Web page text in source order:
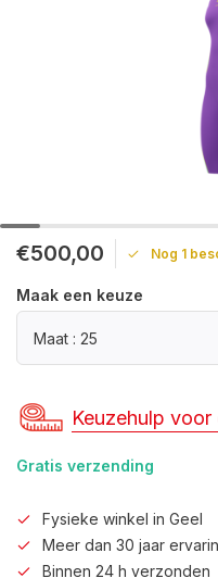
€500,00 Nog 1
Maak een keuze
Maat : 25
Keuzehulp
Gratis verzending
Fysieke winkel in Geel
Meer dan 30 jaar
Binnen 24 h verzonden